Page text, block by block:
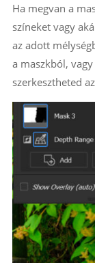
Ha megvan a
színeket vagy
az adott
a maszkból,
szerkesztheted